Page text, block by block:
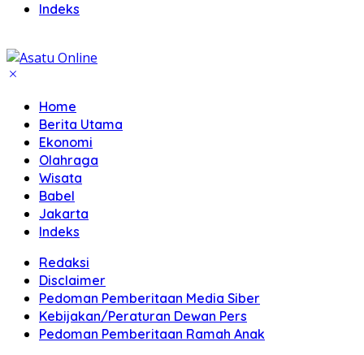
Indeks
Home
Berita Utama
Ekonomi
Olahraga
Wisata
Babel
Jakarta
Indeks
Redaksi
Disclaimer
Pedoman Pemberitaan Media Siber
Kebijakan/Peraturan Dewan Pers
Pedoman Pemberitaan Ramah Anak